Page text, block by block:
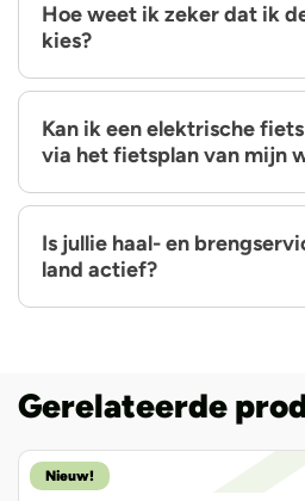
Hoe weet ik zeker dat ik
kies?
Kan ik een elektrische
via het fietsplan van mijn
Is jullie haal- en
land actief?
Gerelateerde
Nieuw!